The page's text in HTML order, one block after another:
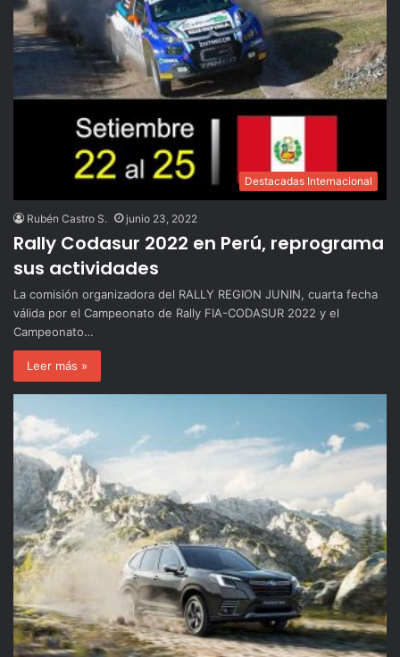
Destacadas Internacional
Rubén Castro S. junio 23, 2022
Rally Codasur 2022 en Perú, reprograma
sus actividades
La comisión organizadora del RALLY REGION JUNIN, cuarta fecha
válida por el Campeonato de Rally FIA-CODASUR 2022 y el
Campeonato…
Leer más »